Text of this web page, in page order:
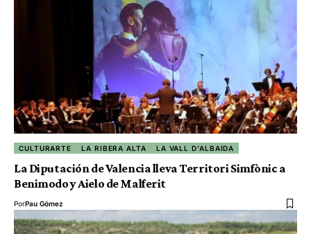
CULTURARTE LA RIBERA ALTA LA VALL D'ALBAIDA
La Diputación de Valencia lleva Territori Simfònic a
Benimodo y Aielo de Malferit
PorPau Gómez